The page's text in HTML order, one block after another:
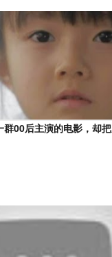
群00后主演的电影，却